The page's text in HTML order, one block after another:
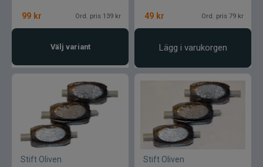
99 kr Ord. pris 139 kr
Välj variant
49 kr Ord. pris 79 kr
Lägg i varukorgen
Stift Oliven
Stift Oliven